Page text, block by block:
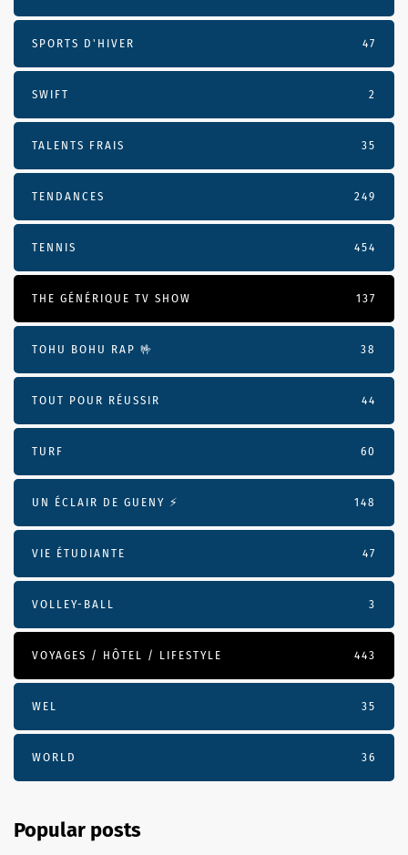
SPORTS D'HIVER 47
SWIFT 2
TALENTS FRAIS 35
TENDANCES 249
TENNIS 454
THE GÉNÉRIQUE TV SHOW 137
TOHU BOHU RAP 🤟 38
TOUT POUR RÉUSSIR 44
TURF 60
UN ÉCLAIR DE GUENY ⚡️ 148
VIE ÉTUDIANTE 47
VOLLEY-BALL 3
VOYAGES / HÔTEL / LIFESTYLE 443
WEL 35
WORLD 36
Popular posts